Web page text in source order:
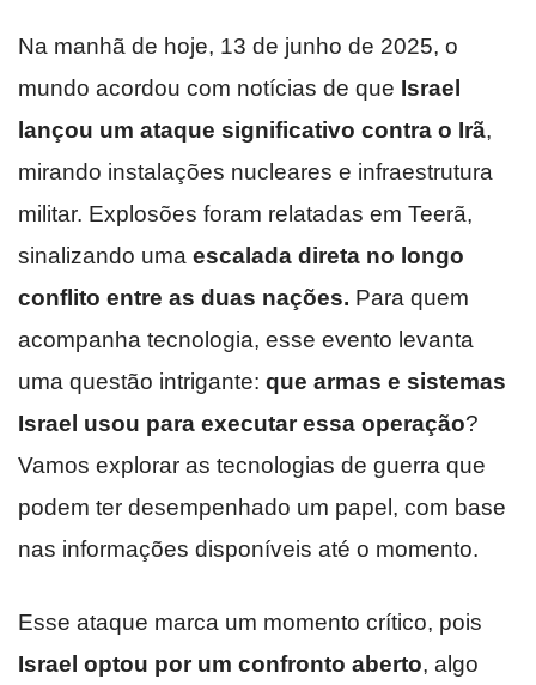
Na manhã de hoje, 13 de junho de 2025, o
mundo acordou com notícias de que Israel
lançou um ataque significativo contra o Irã,
mirando instalações nucleares e infraestrutura
militar. Explosões foram relatadas em Teerã,
sinalizando uma escalada direta no longo
conflito entre as duas nações. Para quem
acompanha tecnologia, esse evento levanta
uma questão intrigante: que armas e sistemas
Israel usou para executar essa operação?
Vamos explorar as tecnologias de guerra que
podem ter desempenhado um papel, com base
nas informações disponíveis até o momento.
Esse ataque marca um momento crítico, pois
Israel optou por um confronto aberto, algo